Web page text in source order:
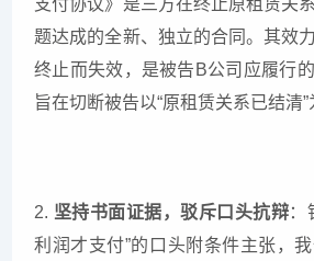
支付协议》是三方在终止原租赁关
题达成的全新、独立的合同。其效
终止而失效，是被告B公司应履行
旨在切断被告以“原租赁关系已结清”
2. 坚持书面证据，驳斥口头抗辩：
利润才支付”的口头附条件主张，